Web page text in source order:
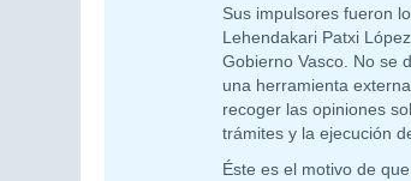
Sus impulsores fueron
Lehendakari Patxi
Gobierno Vasco. No se
una herramienta
recoger las opiniones
trámites y la ejecución
Éste es el motivo de